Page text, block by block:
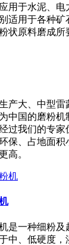
用于水泥、
适用于各种
状原料磨成所
产大、中型雷
中国的磨粉机
过我们的专
保、占地面
高。
是一种细粉
中、低硬度，